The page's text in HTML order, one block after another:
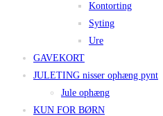
Kontorting
Syting
Ure
GAVEKORT
JULETING nisser ophæng pynt
Jule ophæng
KUN FOR BØRN